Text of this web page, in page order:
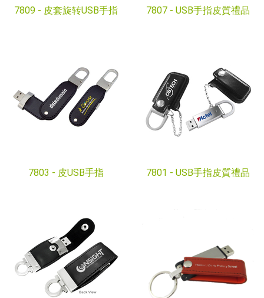
7809 - 皮套旋转USB手指 7807 - USB手指皮質禮品
7803 - 皮USB手指 7801 - USB手指皮質禮品